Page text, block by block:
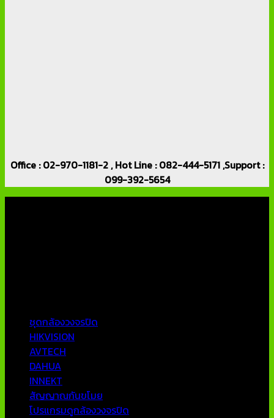
Office : 02-970-1181-2 , Hot Line : 082-444-5171 ,Support :
099-392-5654
ชุดกล้องวงจรปิด
HIKVISION
AVTECH
DAHUA
INNEKT
สัญญาณกันขโมย
โปรแกรมดูกล้องวงจรปิด